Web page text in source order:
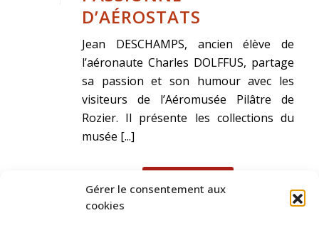
Gérer le consentement aux
cookies
D’AÉROSTATS
Jean DESCHAMPS, ancien élève de
l’aéronaute Charles DOLFFUS, partage
sa passion et son humour avec les
visiteurs de l’Aéromusée Pilâtre de
Rozier. Il présente les collections du
musée [...]